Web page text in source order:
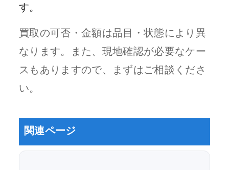
す。
買取の可否・金額は品目・状態により異
なります。また、現地確認が必要なケー
スもありますので、まずはご相談くださ
い。
関連ページ